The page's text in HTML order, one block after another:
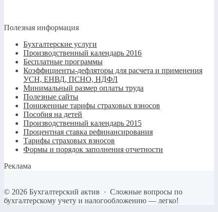
Полезная информация
Бухгалтерские услуги
Производственный календарь 2016
Бесплатные программы
Коэффициенты-дефляторы для расчета и применения
УСН, ЕНВД, ПСНО, НДФЛ
Минимальный размер оплаты труда
Полезные сайты
Пониженные тарифы страховых взносов
Пособия на детей
Производственный календарь 2015
Процентная ставка рефинансирования
Тарифы страховых взносов
Формы и порядок заполнения отчетности
Реклама
© 2026 Бухгалтерский актив · Сложные вопросы по
бухгалтерскому учету и налогообложению — легко!